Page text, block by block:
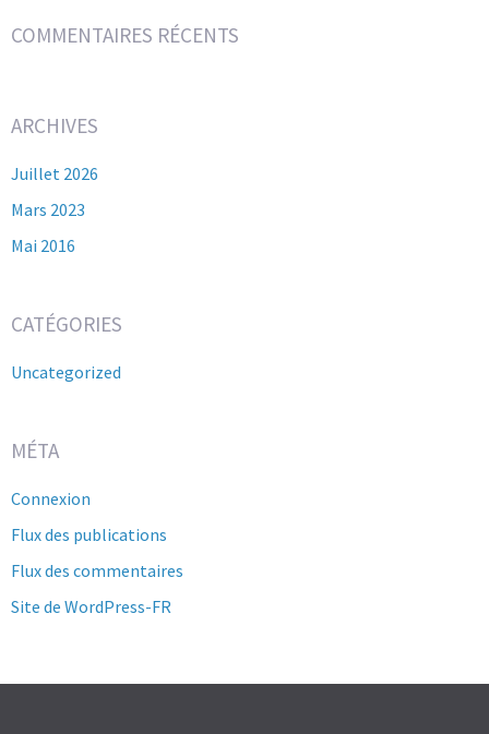
COMMENTAIRES RÉCENTS
ARCHIVES
Juillet 2026
Mars 2023
Mai 2016
CATÉGORIES
Uncategorized
MÉTA
Connexion
Flux des publications
Flux des commentaires
Site de WordPress-FR